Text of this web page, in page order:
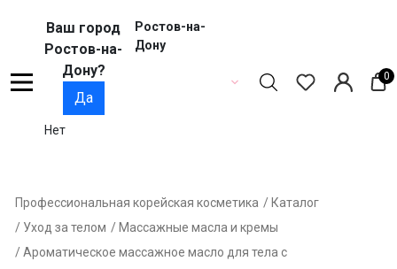
Ваш город
Ростов-на-
Дону?
Да
Нет
Ростов-на-
Дону
0
Профессиональная корейская косметика / Каталог
/ Уход за телом / Массажные масла и кремы
/ Ароматическое массажное масло для тела с